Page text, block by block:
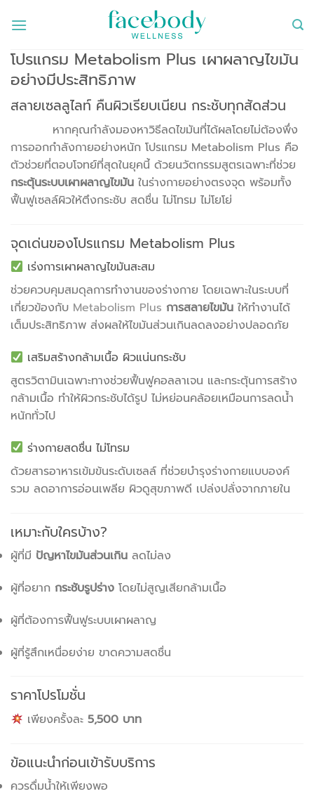
เนื้อหา
โปรแกรม Metabolism Plus เผาผลาญไขมัน
อย่างมีประสิทธิภาพ
สลายเซลลูไลท์ คืนผิวเรียบเนียน กระชับทุกสัดส่วน
หากคุณกำลังมองหาวิธีลดไขมันที่ได้ผลโดยไม่ต้องพึ่ง
การออกกำลังกายอย่างหนัก โปรแกรม Metabolism Plus คือ
ตัวช่วยที่ตอบโจทย์ที่สุดในยุคนี้ ด้วยนวัตกรรมสูตรเฉพาะที่ช่วย
กระตุ้นระบบเผาผลาญไขมัน ในร่างกายอย่างตรงจุด พร้อมทั้ง
ฟื้นฟูเซลล์ผิวให้ตึงกระชับ สดชื่น ไม่โทรม ไม่โยโย่
จุดเด่นของโปรแกรม Metabolism Plus
เร่งการเผาผลาญไขมันสะสม
ช่วยควบคุมสมดุลการทำงานของร่างกาย โดยเฉพาะในระบบที่
เกี่ยวข้องกับ Metabolism Plus การสลายไขมัน ให้ทำงานได้
เต็มประสิทธิภาพ ส่งผลให้ไขมันส่วนเกินลดลงอย่างปลอดภัย
เสริมสร้างกล้ามเนื้อ ผิวแน่นกระชับ
สูตรวิตามินเฉพาะทางช่วยฟื้นฟูคอลลาเจน และกระตุ้นการสร้าง
กล้ามเนื้อ ทำให้ผิวกระชับได้รูป ไม่หย่อนคล้อยเหมือนการลดน้ำ
หนักทั่วไป
ร่างกายสดชื่น ไม่โทรม
ด้วยสารอาหารเข้มข้นระดับเซลล์ ที่ช่วยบำรุงร่างกายแบบองค์
รวม ลดอาการอ่อนเพลีย ผิวดูสุขภาพดี เปล่งปลั่งจากภายใน
เหมาะกับใครบ้าง?
ผู้ที่มี ปัญหาไขมันส่วนเกิน ลดไม่ลง
ผู้ที่อยาก กระชับรูปร่าง โดยไม่สูญเสียกล้ามเนื้อ
ผู้ที่ต้องการฟื้นฟูระบบเผาผลาญ
ผู้ที่รู้สึกเหนื่อยง่าย ขาดความสดชื่น
ราคาโปรโมชั่น
เพียงครั้งละ5,500 บาท
ข้อแนะนำก่อนเข้ารับบริการ
ควรดื่มน้ำให้เพียงพอ